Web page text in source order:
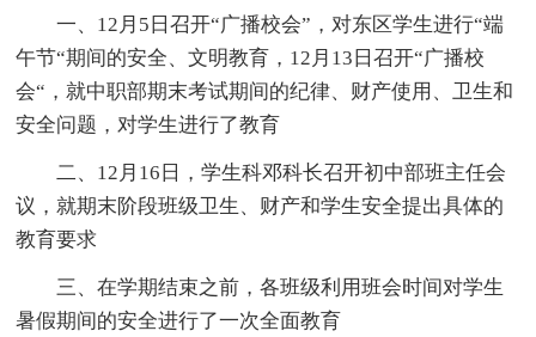
一、12月5日召开“广播校会”，对东区学生进行“端
午节“期间的安全、文明教育，12月13日召开“广播校
会“，就中职部期末考试期间的纪律、财产使用、卫生和
安全问题，对学生进行了教育
二、12月16日，学生科邓科长召开初中部班主任会
议，就期末阶段班级卫生、财产和学生安全提出具体的
教育要求
三、在学期结束之前，各班级利用班会时间对学生
暑假期间的安全进行了一次全面教育